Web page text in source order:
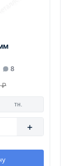
8
₽
тн.
+